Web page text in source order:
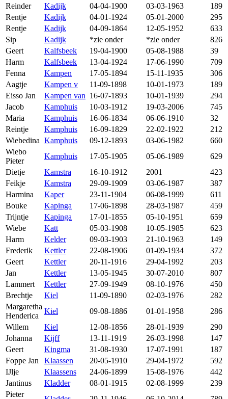
Reinder
Kadijk 04-04-1900 03-03-1963
189
Rentje
Kadijk 04-01-1924 05-01-2000
295
Rentje
Kadijk 04-09-1864 12-05-1952
633
Sip
Kadijk *zie onder *zie onder
826
Geert
Kalfsbeek 19-04-1900 05-08-1988
39
Harm
Kalfsbeek 13-04-1924 17-06-1990
709
Fenna
Kampen 17-05-1894 15-11-1935
306
Aagtje
Kampen v 11-09-1898 10-01-1973
189
Eisso Jan
Kampen van 16-07-1893 10-01-1939
294
Jacob
Kamphuis 10-03-1912 19-03-2006
745
Maria
Kamphuis 16-06-1834 06-06-1910
32
Reintje
Kamphuis 16-09-1829 22-02-1922
212
Wiebedina Kamphuis 09-12-1893 03-06-1982
660
Wiebo
Pieter
Kamphuis 17-05-1905 05-06-1989
629
Dietje
Kamstra 16-10-1912 2001
423
Feikje
Kamstra 29-09-1909 03-06-1987
387
Harmina
Kaper 23-11-1904 06-08-1999
611
Bouke
Kapinga 17-06-1898 28-03-1987
459
Trijntje
Kapinga 17-01-1855 05-10-1951
659
Wiebe
Katt 05-03-1908 10-05-1985
623
Harm
Kelder 09-03-1903 21-10-1963
149
Frederik
Kettler 22-08-1906 01-09-1934
372
Geert
Kettler 20-11-1916 29-04-1992
203
Jan
Kettler 13-05-1945 30-07-2010
807
Lammert
Kettler 27-09-1949 08-10-1976
450
Brechtje
Kiel 11-09-1890 02-03-1976
282
Margaretha
Henderica
Kiel 09-08-1886 01-01-1958
286
Willem
Kiel 12-08-1856 28-01-1939
290
Johanna
Kijff 13-11-1919 26-03-1998
147
Geert
Kingma 31-08-1930 17-07-1991
187
Foppe Jan
Klaassen 20-05-1910 29-04-1972
592
IJlje
Klaassens 24-06-1899 15-08-1976
442
Jantinus
Kladder 08-01-1915 02-08-1999
239
Pieter